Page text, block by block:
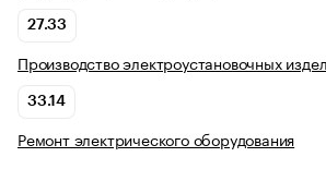
27.33
Производство электроустановочных
33.14
Ремонт электрического оборудования